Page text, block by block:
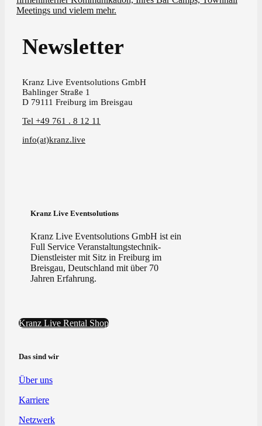
Meetings und vielem mehr.
Newsletter
Kranz Live Eventsolutions GmbH
Bahlinger Straße 1
D 79111 Freiburg im Breisgau
Tel +49 761 . 8 12 11
info(at)kranz.live
Kranz Live Eventsolutions
Kranz Live Eventsolutions GmbH ist ein
Full Service Veranstaltungstechnik-
Dienstleister mit Sitz in Freiburg im
Breisgau, Deutschland mit über 70
Jahren Erfahrung.
Kranz Live Rental Shop
Das sind wir
Über uns
Karriere
Netzwerk